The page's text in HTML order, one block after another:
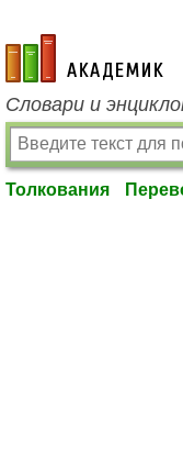
academic.ru
Словари и
Толкования